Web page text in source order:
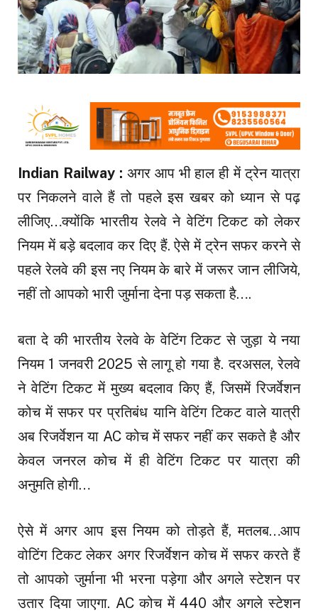
Indian Railway : अगर आप भी हाल ही में ट्रेन यात्रा
पर निकलने वाले हैं तो पहले इस खबर को ध्यान से पढ़
लीजिए…क्योंकि भारतीय रेलवे ने वेटिंग टिकट को लेकर
नियम में बड़े बदलाव कर दिए हैं. ऐसे में ट्रेन सफर करने से
पहले रेलवे की इस नए नियम के बारे में जरूर जान लीजिये,
नहीं तो आपको भारी जुर्माना देना पड़ सकता है….
बता दे की भारतीय रेलवे के वेटिंग टिकट से जुड़ा ये नया
नियम 1 जनवरी 2025 से लागू हो गया है. दरअसल, रेलवे
ने वेटिंग टिकट में मुख्य बदलाव किए हैं, जिसमें रिजर्वेशन
कोच में सफर पर प्रतिबंध यानि वेटिंग टिकट वाले यात्री
अब रिजर्वेशन या AC कोच में सफर नहीं कर सकते है और
केवल जनरल कोच में ही वेटिंग टिकट पर यात्रा की
अनुमति होगी…
ऐसे में अगर आप इस नियम को तोड़ते हैं, मतलब…आप
वोटिंग टिकट लेकर अगर रिजर्वेशन कोच में सफर करते हैं
तो आपको जुर्माना भी भरना पड़ेगा और अगले स्टेशन पर
उतार दिया जाएगा. AC कोच में ₹440 और अगले स्टेशन